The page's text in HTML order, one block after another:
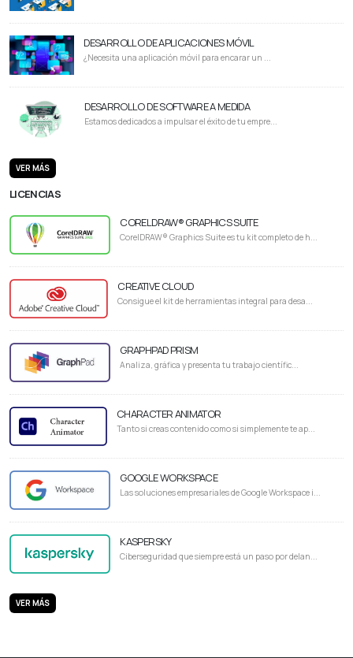
DESARROLLO DE APLICACIONES MÓVIL
¿Necesita una aplicación móvil para encarar un ...
DESARROLLO DE SOFTWARE A MEDIDA
Estamos dedicados a impulsar el éxito de tu empre...
VER MÁS
LICENCIAS
CORELDRAW® GRAPHICS SUITE
CorelDRAW® Graphics Suite es tu kit completo de h...
CREATIVE CLOUD
Consigue el kit de herramientas integral para desa...
GRAPHPAD PRISM
Analiza, gráfica y presenta tu trabajo científic...
CHARACTER ANIMATOR
Tanto si creas contenido como si simplemente te ap...
GOOGLE WORKSPACE
Las soluciones empresariales de Google Workspace i...
KASPERSKY
Ciberseguridad que siempre está un paso por delan...
VER MÁS